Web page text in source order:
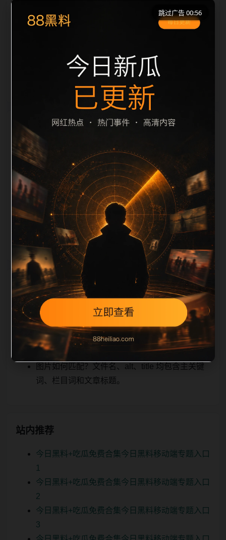
关键词堆砌，也避免多个站点同步发布完全相同的标
后续采集时将继续执行远程图片本地化、坏图默认图兜
底、标题重复过滤和 des
栏目内容归集
cription 长度检查。栏目内容按每日少量新增的方式持
续扩展，每篇保留相关问题、站内推荐和清晰的层级路
径，减少用户反复返回搜索页。第9篇作为本栏目的初
始建设内容，主要用于补齐栏目深度、稳定内链结构，
并为后续专题聚合提供可点击入口。如果后续发现页面
缺图、标题过短、描述为空或正文不足，将进入每日
SEO 检查清单自动修正。
相关问题
今日黑料后续如何更新？按每日少量、主题相
关、图片本地化的方式持续补充。
如何继续浏览？可返回栏目页、查看热门推荐或
进入 sitemap。
图片如何匹配？文件名、alt、title 均包含主关键
词、栏目词和文章标题。
站内推荐
今日黑料+吃瓜免费合集今日黑料移动端专题入口
1
今日黑料+吃瓜免费合集今日黑料移动端专题入口
2
今日黑料+吃瓜免费合集今日黑料移动端专题入口
3
跳过广告 00:56